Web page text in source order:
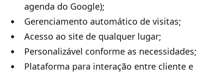
agenda do Google);
Gerenciamento automático de visitas;
Acesso ao site de qualquer lugar;
Personalizável conforme as necessidades;
Plataforma para interação entre cliente e